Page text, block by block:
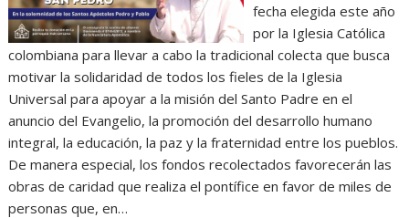
fecha elegida este año
por la Iglesia Católica
colombiana para llevar a cabo la tradicional colecta que busca
motivar la solidaridad de todos los fieles de la Iglesia
Universal para apoyar a la misión del Santo Padre en el
anuncio del Evangelio, la promoción del desarrollo humano
integral, la educación, la paz y la fraternidad entre los pueblos.
De manera especial, los fondos recolectados favorecerán las
obras de caridad que realiza el pontífice en favor de miles de
personas que, en…